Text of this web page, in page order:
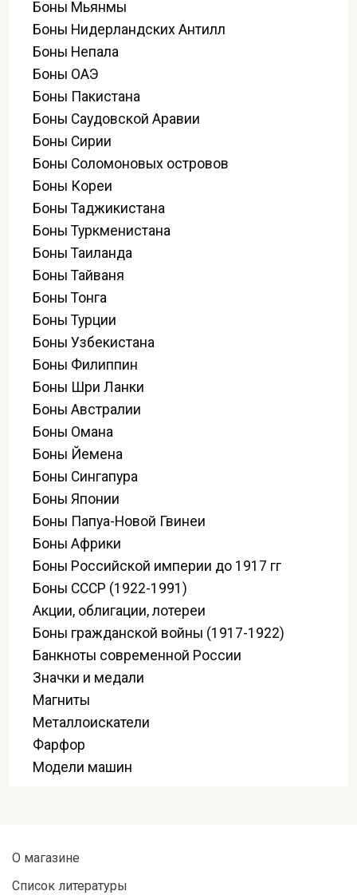
Боны Мьянмы
Боны Нидерландских Антилл
Боны Непала
Боны ОАЭ
Боны Пакистана
Боны Саудовской Аравии
Боны Сирии
Боны Соломоновых островов
Боны Кореи
Боны Таджикистана
Боны Туркменистана
Боны Таиланда
Боны Тайваня
Боны Тонга
Боны Турции
Боны Узбекистана
Боны Филиппин
Боны Шри Ланки
Боны Австралии
Боны Омана
Боны Йемена
Боны Сингапура
Боны Японии
Боны Папуа-Новой Гвинеи
Боны Африки
Боны Российской империи до 1917 гг
Боны СССР (1922-1991)
Акции, облигации, лотереи
Боны гражданской войны (1917-1922)
Банкноты современной России
Значки и медали
Магниты
Металлоискатели
Фарфор
Модели машин
О магазине
Список литературы